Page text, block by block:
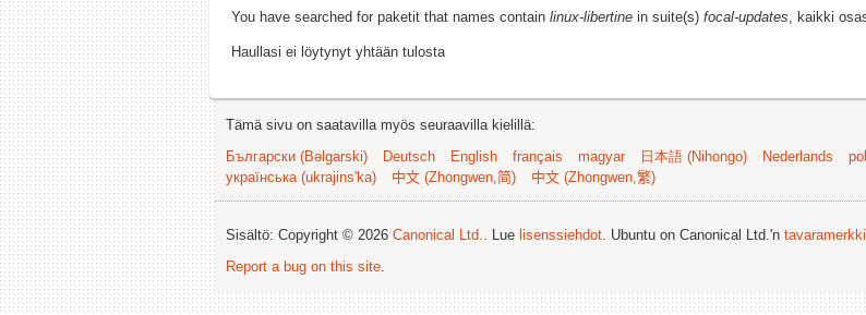
You have searched for paketit that names contain linux-libertine in suite(s) focal-updates, kaikki
Haullasi ei löytynyt yhtään tulosta
Tämä sivu on saatavilla myös seuraavilla kielillä:
Български (Bəlgarski)
Deutsch English français magyar 日本語 (Nihongo) Nederlands
українська (ukrajins'ka)
中文 (Zhongwen,简) 中文 (Zhongwen,繁)
Sisältö: Copyright © 2026 Canonical Ltd.. Lue lisenssiehdot. Ubuntu on Canonical Ltd.'n tavaramerkki
Report a bug on this site.